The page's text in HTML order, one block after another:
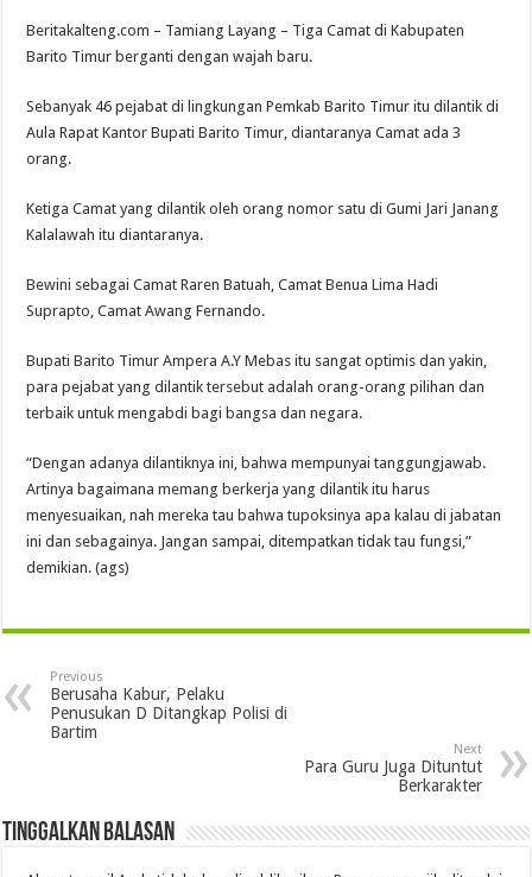
Beritakalteng.com – Tamiang Layang – Tiga Camat di Kabupaten
Barito Timur berganti dengan wajah baru.
Sebanyak 46 pejabat di lingkungan Pemkab Barito Timur itu dilantik di
Aula Rapat Kantor Bupati Barito Timur, diantaranya Camat ada 3
orang.
Ketiga Camat yang dilantik oleh orang nomor satu di Gumi Jari Janang
Kalalawah itu diantaranya.
Bewini sebagai Camat Raren Batuah, Camat Benua Lima Hadi
Suprapto, Camat Awang Fernando.
Bupati Barito Timur Ampera A.Y Mebas itu sangat optimis dan yakin,
para pejabat yang dilantik tersebut adalah orang-orang pilihan dan
terbaik untuk mengabdi bagi bangsa dan negara.
“Dengan adanya dilantiknya ini, bahwa mempunyai tanggungjawab.
Artinya bagaimana memang berkerja yang dilantik itu harus
menyesuaikan, nah mereka tau bahwa tupoksinya apa kalau di jabatan
ini dan sebagainya. Jangan sampai, ditempatkan tidak tau fungsi,”
demikian. (ags)
Previous
Berusaha Kabur, Pelaku
Penusukan D Ditangkap Polisi di
Bartim
Next
Para Guru Juga Dituntut
Berkarakter
Tinggalkan Balasan